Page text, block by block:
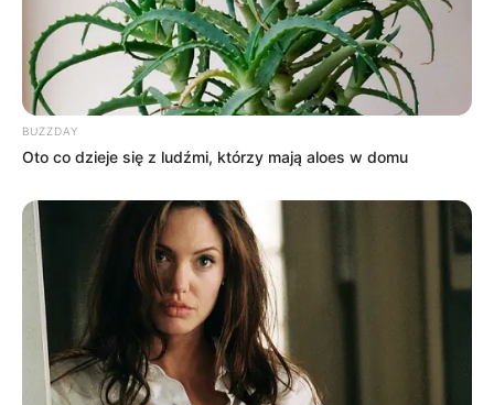
BUZZDAY
Oto co dzieje się z ludźmi, którzy mają aloes w domu